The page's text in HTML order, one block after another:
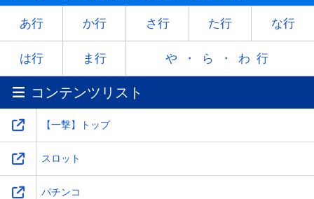
ヤ - ユ - ヨ
ラ リ レ
ワ -
あ行 か行 さ行 た行 な行
は行 ま行 や・ら・わ行
コンテンツリスト
【一撃】トップ
スロット
パチンコ